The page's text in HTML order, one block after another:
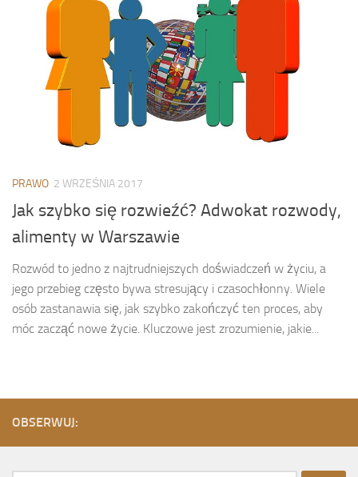
PRAWO 2 WRZEŚNIA 2017
Jak szybko się rozwieźć? Adwokat rozwody,
alimenty w Warszawie
Rozwód to jedno z najtrudniejszych doświadczeń w życiu, a
jego przebieg często bywa stresujący i czasochłonny. Wiele
osób zastanawia się, jak szybko zakończyć ten proces, aby
móc zacząć nowe życie. Kluczowe jest zrozumienie, jakie...
OBSERWUJ: